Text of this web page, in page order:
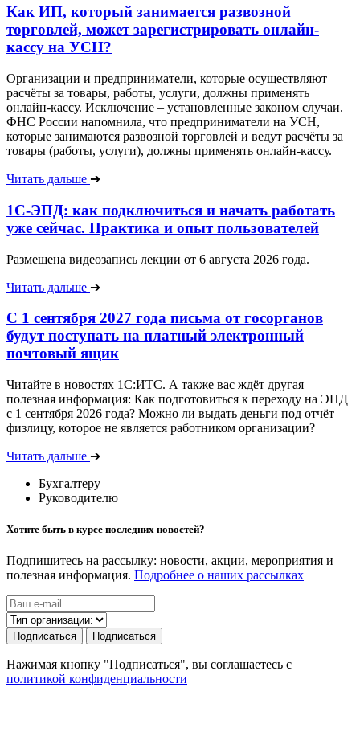
Как ИП, который занимается развозной
торговлей, может зарегистрировать онлайн-
кассу на УСН?
Организации и предприниматели, которые осуществляют
расчёты за товары, работы, услуги, должны применять
онлайн-кассу. Исключение – установленные законом случаи.
ФНС России напомнила, что предприниматели на УСН,
которые занимаются развозной торговлей и ведут расчёты за
товары (работы, услуги), должны применять онлайн-кассу.
Читать дальше ➔
1С-ЭПД: как подключиться и начать работать
уже сейчас. Практика и опыт пользователей
Размещена видеозапись лекции от 6 августа 2026 года.
Читать дальше ➔
С 1 сентября 2027 года письма от госорганов
будут поступать на платный электронный
почтовый ящик
Читайте в новостях 1С:ИТС. А также вас ждёт другая
полезная информация: Как подготовиться к переходу на ЭПД
с 1 сентября 2026 года? Можно ли выдать деньги под отчёт
физлицу, которое не является работником организации?
Читать дальше ➔
Бухгалтеру
Руководителю
Хотите быть в курсе последних новостей?
Подпишитесь на рассылку: новости, акции, мероприятия и
полезная информация. Подробнее о наших рассылках
Подписаться Подписаться
Нажимая кнопку "Подписаться", вы соглашаетесь с
политикой конфиденциальности